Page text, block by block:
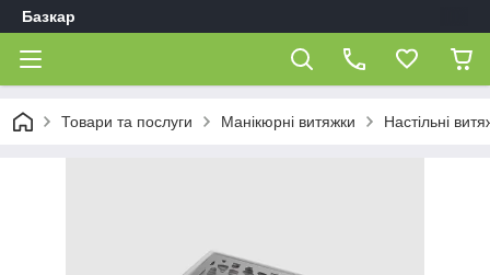
Базкар
Товари та послуги Манікюрні витяжки Настільні